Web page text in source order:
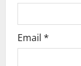
Email *